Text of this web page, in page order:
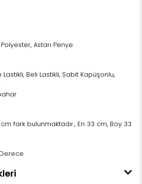
Polyester, Astarı Penye
Lastikli, Beli Lastikli, Sabit Kapüşonlu,
fark bulunmaktadır., En 33 cm, Boy 33